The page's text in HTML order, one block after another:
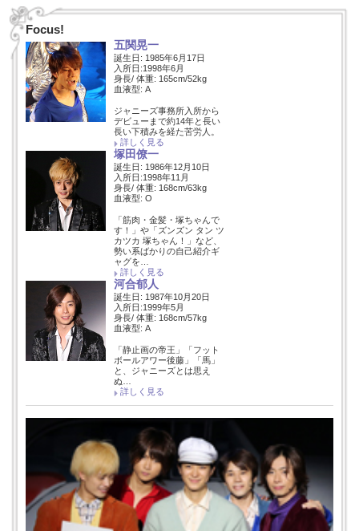
Focus!
五関晃一
誕生日: 1985年6月17日
入所日:1998年6月
身長/ 体重: 165cm/52kg
血液型: A
ジャニーズ事務所入所から
デビューまで約14年と長い
長い下積みを経た苦労人。
詳しく見る
塚田僚一
誕生日: 1986年12月10日
入所日:1998年11月
身長/ 体重: 168cm/63kg
血液型: O
「筋肉・金髪・塚ちゃんで
す！」や「ズンズン タン ツ
カツカ 塚ちゃん！」など、
勢い系ばかりの自己紹介ギ
ャグを…
詳しく見る
河合郁人
誕生日: 1987年10月20日
入所日:1999年5月
身長/ 体重: 168cm/57kg
血液型: A
「静止画の帝王」「フット
ボールアワー後藤」「馬」
と、ジャニーズとは思え
ぬ…
詳しく見る